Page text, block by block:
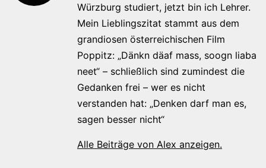
Würzburg studiert, jetzt bin ich Lehrer.
Mein Lieblingszitat stammt aus dem
grandiosen österreichischen Film
Poppitz: „Dänkn däaf mass, soogn liaba
neet“ – schließlich sind zumindest die
Gedanken frei – wer es nicht
verstanden hat: „Denken darf man es,
sagen besser nicht“
Alle Beiträge von Alex anzeigen.